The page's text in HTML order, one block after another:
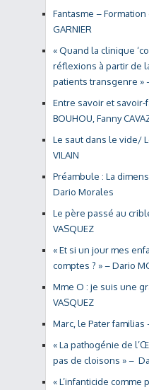
Fantasme –
GARNIER
« Quand la clinique
réflexions à partir de
patients transgenre »
Entre savoir et
BOUHOU, Fanny
Le saut dans le vide/
VILAIN
Préambule : La
Dario Morales
Le père passé au
VASQUEZ
« Et si un jour mes
comptes ? » – Dario
Mme O : je suis une
VASQUEZ
Marc, le Pater familias
« La pathogénie de
pas de cloisons » –
« L’infanticide comme